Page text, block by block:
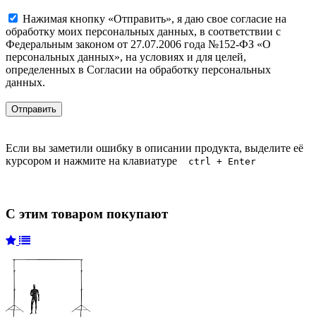
Нажимая кнопку «Отправить», я даю свое согласие на
обработку моих персональных данных, в соответствии с
Федеральным законом от 27.07.2006 года №152-ФЗ «О
персональных данных», на условиях и для целей,
определенных в Согласии на обработку персональных
данных.
Если вы заметили ошибку в описании продукта, выделите её
курсором и нажмите на клавиатуре
ctrl + Enter
С этим товаром покупают